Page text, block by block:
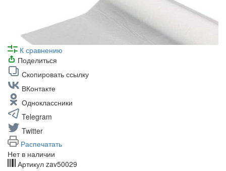
К сравнению
Поделиться
Скопировать ссылку
ВКонтакте
Одноклассники
Telegram
Twitter
Распечатать
Нет в наличии
Артикул zav50029